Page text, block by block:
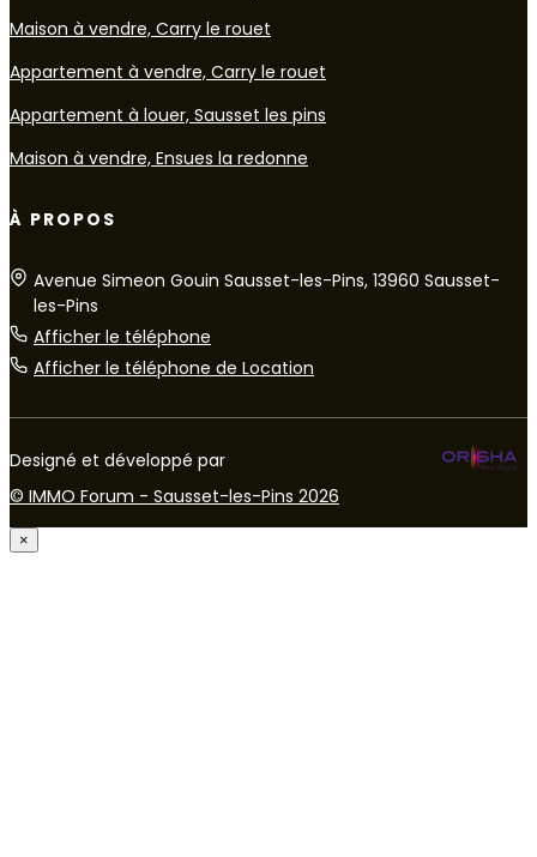
Maison à vendre, Carry le rouet
Appartement à vendre, Carry le rouet
Appartement à louer, Sausset les pins
Maison à vendre, Ensues la redonne
À PROPOS
Avenue Simeon Gouin Sausset-les-Pins, 13960 Sausset-
les-Pins
Afficher le téléphone
Afficher le téléphone de Location
Designé et développé par
© IMMO Forum - Sausset-les-Pins 2026
×